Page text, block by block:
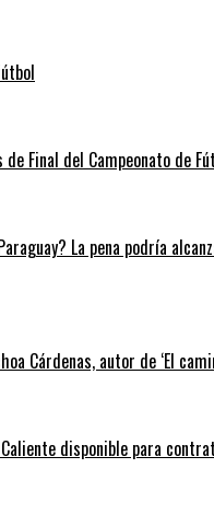
Final del Campeonato de
La pena podría
Cárdenas, autor de ‘El
disponible para